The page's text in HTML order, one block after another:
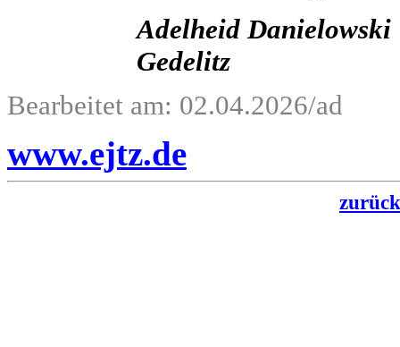
Adelheid Danielowski
Gedelitz
Bearbeitet am: 02.04.2026/ad
www.ejtz.de